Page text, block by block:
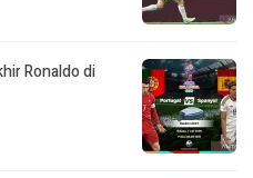
Ronaldo di